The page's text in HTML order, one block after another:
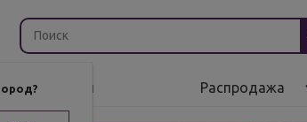
Бренды Распродажа